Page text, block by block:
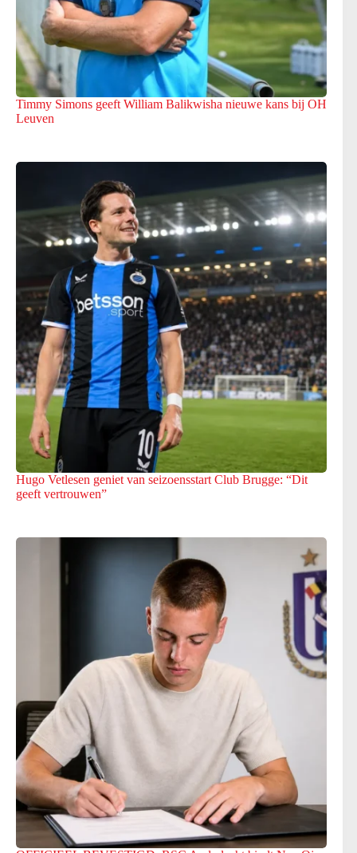
Timmy Simons geeft William Balikwisha nieuwe kans bij OH
Leuven
Hugo Vetlesen geniet van seizoensstart Club Brugge: “Dit
geeft vertrouwen”